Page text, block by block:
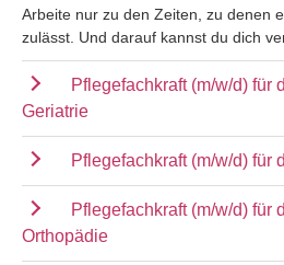
Arbeite nur zu den Zeiten, zu denen
zulässt. Und darauf kannst du dich
Pflegefachkraft (m/w/d) für
Geriatrie
Pflegefachkraft (m/w/d) für
Pflegefachkraft (m/w/d) für
Orthopädie